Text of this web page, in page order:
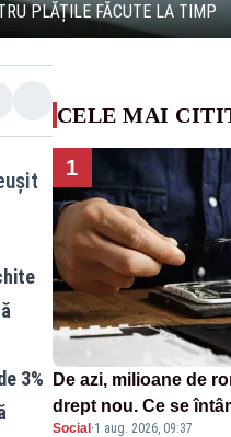
PLĂȚILE FĂCUTE LA TIMP
3%
CELE MAI
1
De azi, milioane de
drept nou. Ce se
strică un produs
Social ·1 aug. 2026, 09:37